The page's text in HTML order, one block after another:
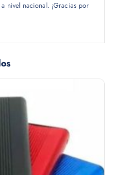
nivel nacional. ¡Gracias por